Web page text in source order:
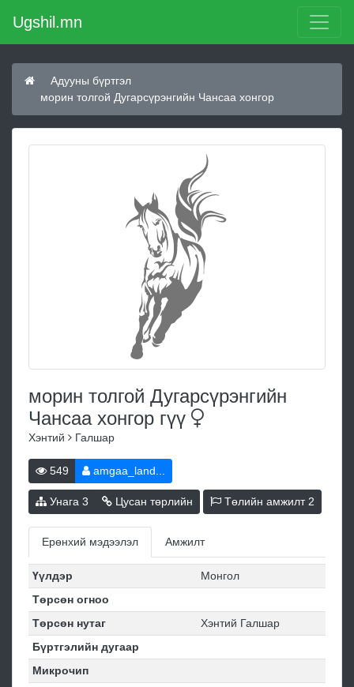
Ugshil.mn
Адууны бүртгэл
морин толгой Дугарсүрэнгийн Чансаа хонгор
морин толгой Дугарсүрэнгийн
Чансаа хонгор гүү
Хэнтий Галшар
549 amgaa_land...
Унага 3 Цусан төрлийн Төлийн амжилт2
Ерөнхий мэдээлэл Амжилт
Үүлдэр
Монгол
Төрсөн огноо
Төрсөн нутаг
Хэнтий Галшар
Бүртгэлийн дугаар
Микрочип